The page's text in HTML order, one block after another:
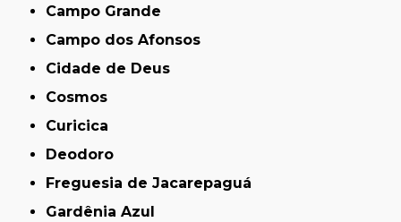
Campo Grande
Campo dos Afonsos
Cidade de Deus
Cosmos
Curicica
Deodoro
Freguesia de Jacarepaguá
Gardênia Azul